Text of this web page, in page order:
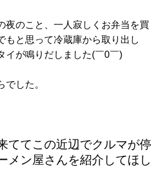
夜のこと、一人寂しくお弁当を買
もと思って冷蔵庫から取り出し
イが鳴りだしました(￣0￣)
した。
ててこの近辺でクルマが停
メン屋さんを紹介してほし